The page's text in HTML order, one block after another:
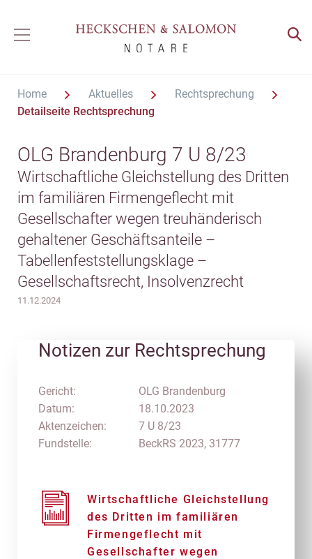
Home Aktuelles
Rechtsprechung
Detailseite Rechtsprechung
OLG Brandenburg 7 U 8/23
Wirtschaftliche Gleichstellung des Dritten
im familiären Firmengeflecht mit
Gesellschafter wegen treuhänderisch
gehaltener Geschäftsanteile –
Tabellenfeststellungsklage –
Gesellschaftsrecht, Insolvenzrecht
11.12.2024
Notizen zur Rechtsprechung
Gericht:
Datum:
Aktenzeichen:
Fundstelle:
OLG Brandenburg
18.10.2023
7 U 8/23
BeckRS 2023, 31777
Wirtschaftliche Gleichstellung
des Dritten im familiären
Firmengeflecht mit
Gesellschafter wegen